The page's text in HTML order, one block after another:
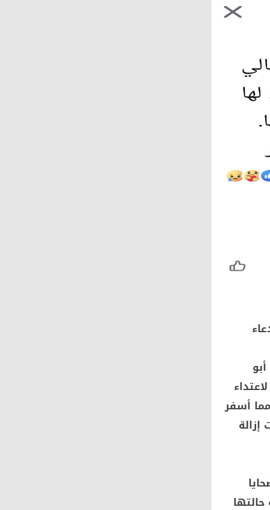
المجتمع
الحامول في محافظة كفر الشيخ. تعرضت في يونيو 2026 لاعتداء
أسفر